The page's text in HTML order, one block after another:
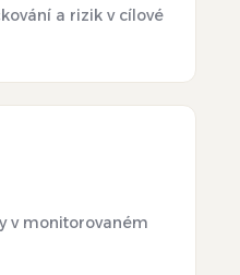
a rizik v cílové
v monitorovaném